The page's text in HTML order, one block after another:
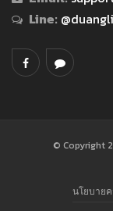
Line:
© Copyright
นโยบาย